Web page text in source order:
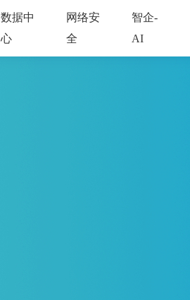
数据中
心
网络安
全
智企-
AI